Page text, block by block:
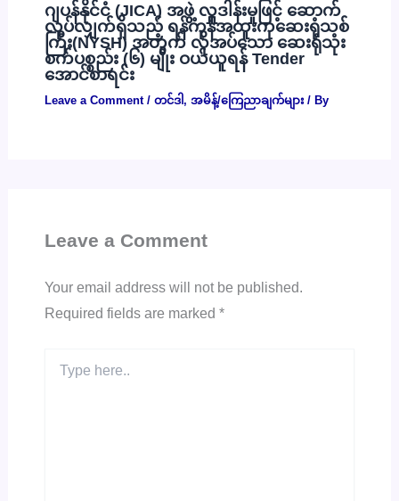
ဂျပန်နိုင်ငံ (JICA) အဖွဲ့ လှူဒါန်းမှုဖြင့် ဆောက်
လုပ်လျှက်ရှိသည့် ရန်ကုန်အထူးကုဆေးရုံသစ်
ကြီး(NYSH) အတွက် လိုအပ်သော ဆေးရုံသုံး
စက်ပစ္စည်း (၆) မျိုး ဝယ်ယူရန် Tender
အောင်စာရင်း
Leave a Comment / တင်ဒါ , အမိန့်/ကြေညာချက်များ/ By
Leave a Comment
Your email address will not be published.
Required fields are marked *
here..